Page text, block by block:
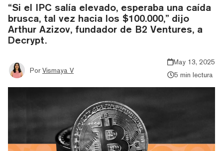
“Si el IPC salía elevado, esperaba una caída
brusca, tal vez hacia los $100.000,” dijo
Arthur Azizov, fundador de B2 Ventures, a
Decrypt.
Por Vismaya V
May 13, 2025
5 min lectura